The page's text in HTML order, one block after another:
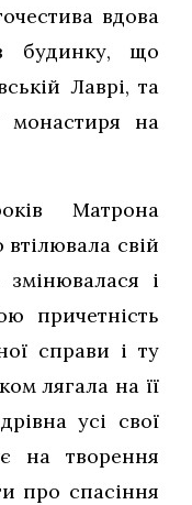
вдова
будинку, що
Лаврі, та
монастиря на
Матрона
свій
і
причетність
справи і ту
лягала на її
усі свої
на творення
про спасіння